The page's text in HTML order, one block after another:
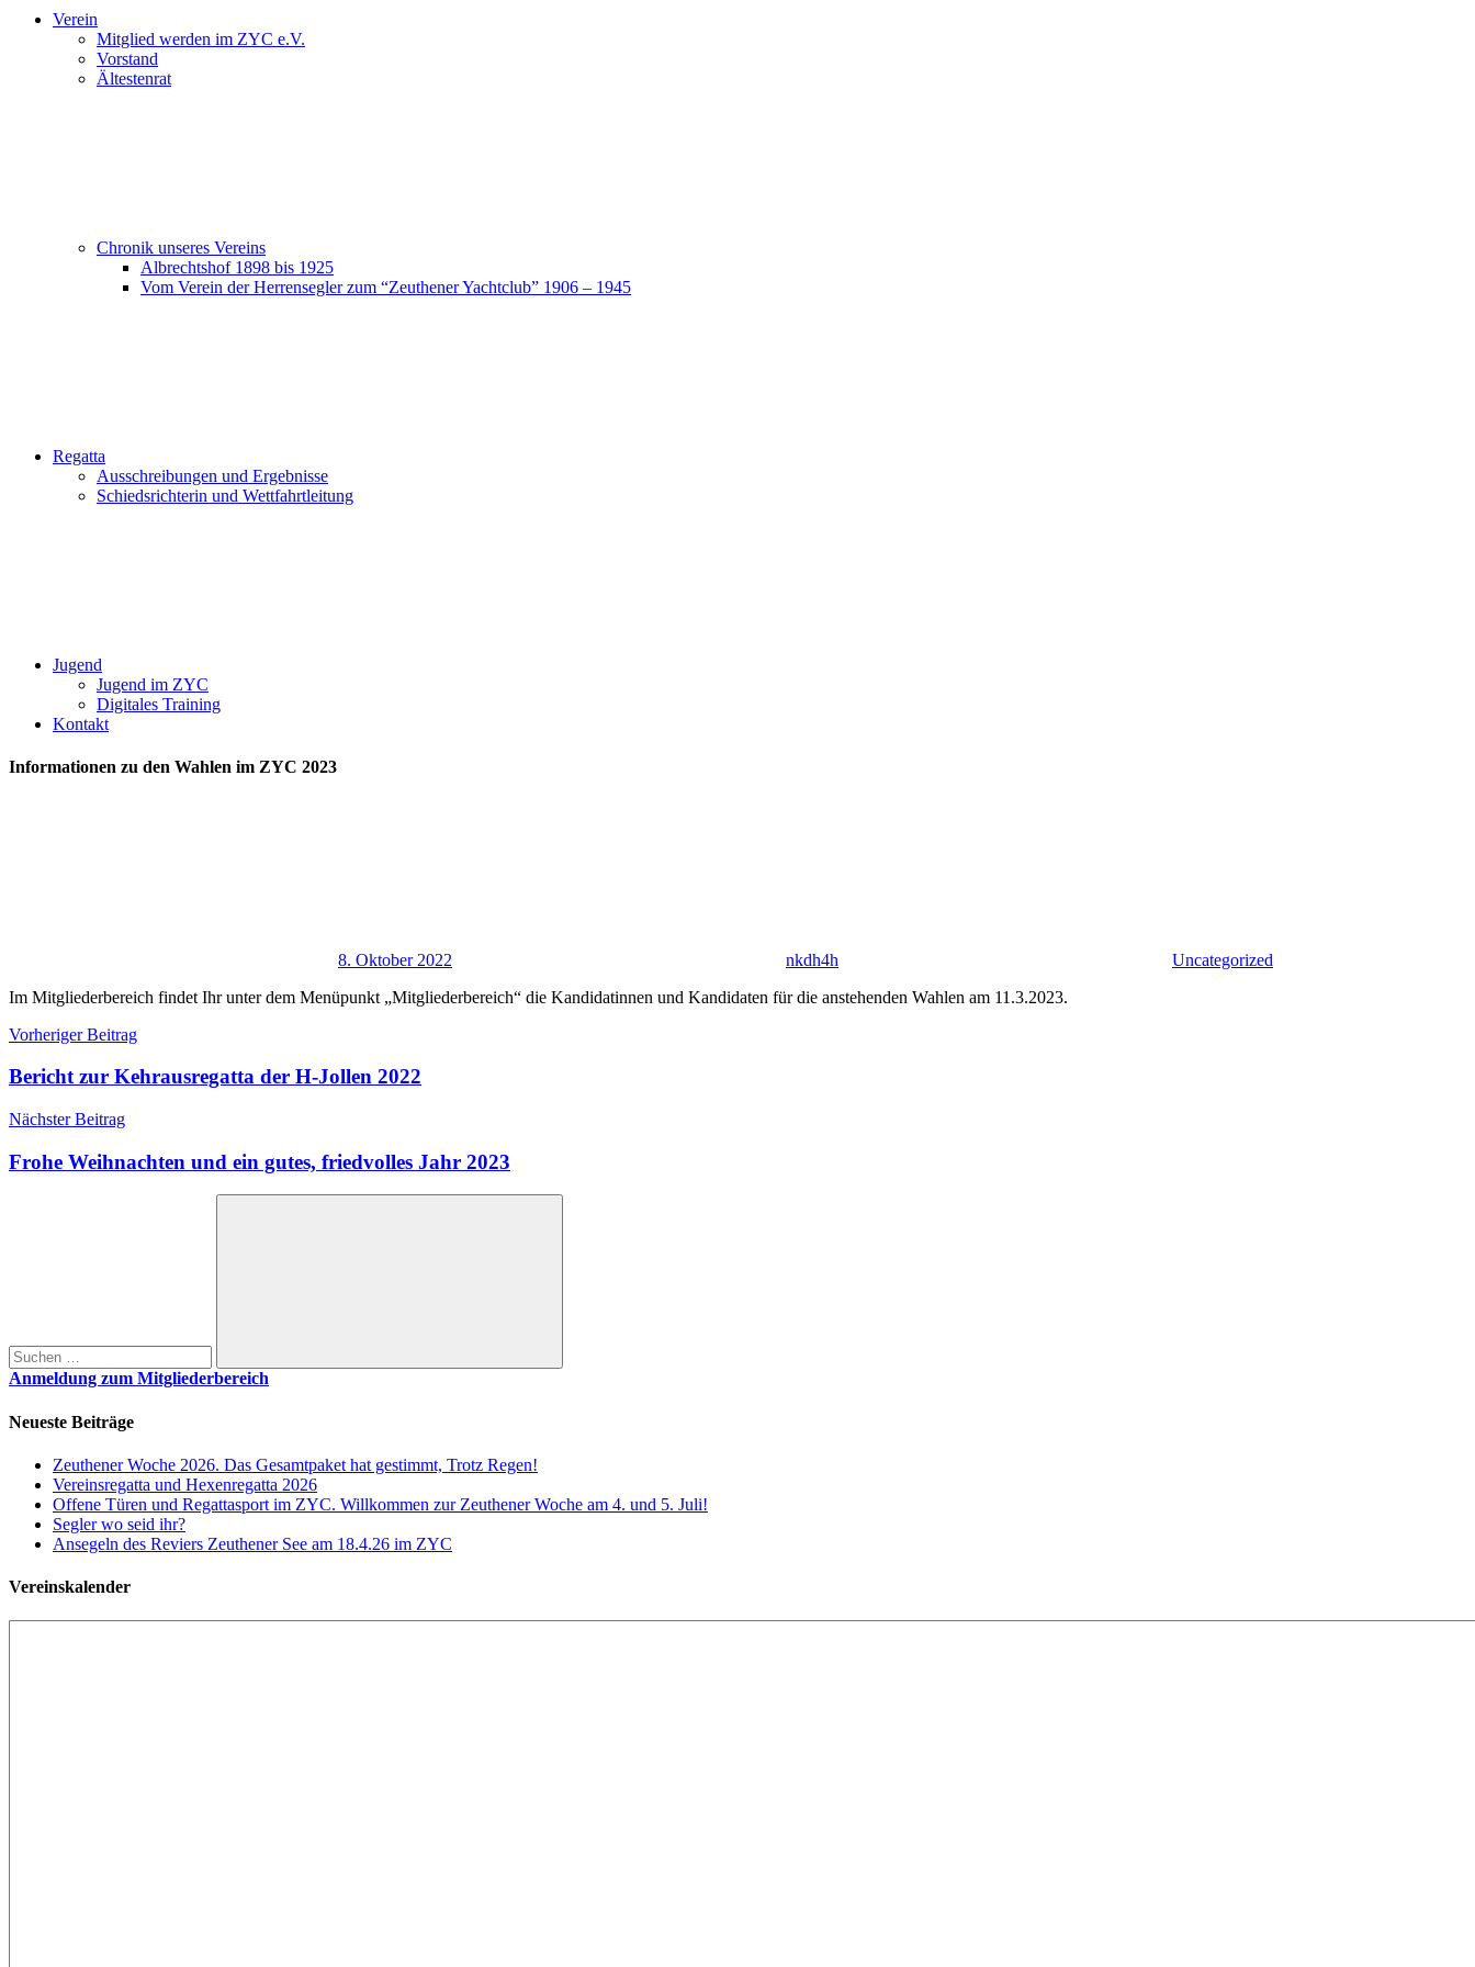
Verein
Mitglied werden im ZYC e.V.
Vorstand
Ältestenrat
Chronik unseres Vereins
Albrechtshof 1898 bis 1925
Vom Verein der Herrensegler zum “Zeuthener Yachtclub” 1906 – 1945
Regatta
Ausschreibungen und Ergebnisse
Schiedsrichterin und Wettfahrtleitung
Jugend
Jugend im ZYC
Digitales Training
Kontakt
Informationen zu den Wahlen im ZYC 2023
8. Oktober 2022 nkdh4h
Uncategorized
Im Mitgliederbereich findet Ihr unter dem Menüpunkt „Mitgliederbereich“ die Kandidatinnen und Kandidaten für die anstehenden Wahlen am 11.3.2023.
Beitragsnavigation
Vorheriger Beitrag
Bericht zur Kehrausregatta der H-Jollen 2022
Nächster Beitrag
Frohe Weihnachten und ein gutes, friedvolles Jahr 2023
Suchen
Anmeldung zum Mitgliederbereich
Neueste Beiträge
Zeuthener Woche 2026. Das Gesamtpaket hat gestimmt, Trotz Regen!
Vereinsregatta und Hexenregatta 2026
Offene Türen und Regattasport im ZYC. Willkommen zur Zeuthener Woche am 4. und 5. Juli!
Segler wo seid ihr?
Ansegeln des Reviers Zeuthener See am 18.4.26 im ZYC
Vereinskalender